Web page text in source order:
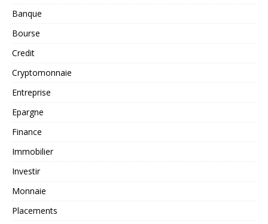
Banque
Bourse
Credit
Cryptomonnaie
Entreprise
Epargne
Finance
Immobilier
Investir
Monnaie
Placements